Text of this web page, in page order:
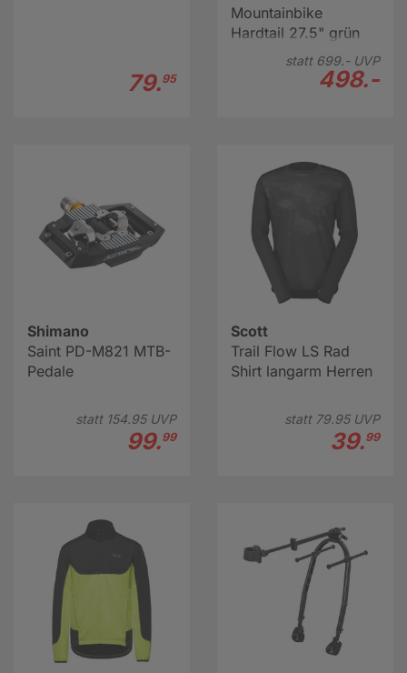
79.95
Mountainbike
Hardtail 27.5" grün
statt 699.-UVP
498.-
Shimano
Saint PD-M821 MTB-
Pedale
statt 154.95UVP
99.99
Scott
Trail Flow LS Rad
Shirt langarm Herren
statt 79.95UVP
39.99